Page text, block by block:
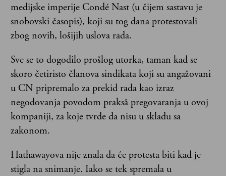
medijske imperije Condé Nast (u čijem sastavu je
snobovski časopis), koji su tog dana protestovali
zbog novih, lošijih uslova rada.
Sve se to dogodilo prošlog utorka, taman kad se
skoro četiristo članova sindikata koji su angažovani
u CN pripremalo za prekid rada kao izraz
negodovanja povodom praksâ pregovaranja u ovoj
kompaniji, za koje tvrde da nisu u skladu sa
zakonom.
Hathawayova nije znala da će protesta biti kad je
stigla na snimanje. Iako se tek spremala u